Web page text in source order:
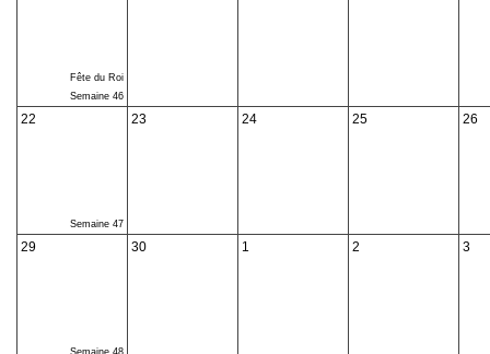
Fête du Roi
Semaine 46
22
Semaine 47
23 24 25 26
29
Semaine 48
30 1 2 3